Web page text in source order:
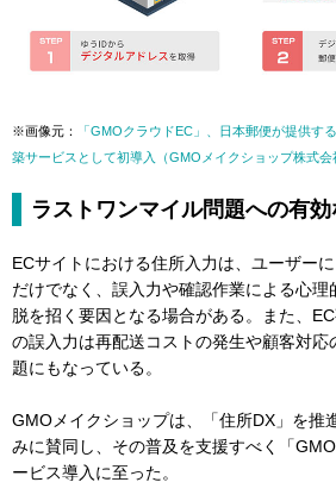
※画像元：
「GMOクラウドEC」、日本郵便が提供す
築サービスとして初導入（GMOメイクショップ株式会
ラストワンマイル問題への有
ECサイトにおける住所入力は、ユーザー
だけでなく、誤入力や確認作業による心
脱を招く要因となる場合がある。また、
の誤入力は再配送コストの発生や顧客対応
題にもなっている。
GMOメイクショップは、「住所DX」を推
みに賛同し、その普及を支援すべく「
ービス導入に至った。